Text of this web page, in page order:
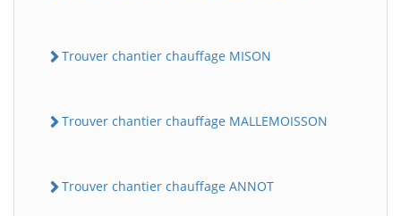
Trouver chantier chauffage MISON
Trouver chantier chauffage MALLEMOISSON
Trouver chantier chauffage ANNOT